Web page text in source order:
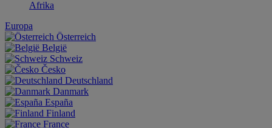
Afrika
Europa
Österreich
België
Schweiz
Česko
Deutschland
Danmark
España
Finland
France